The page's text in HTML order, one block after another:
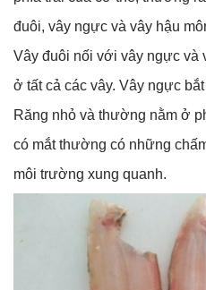
đuôi, vây ngực và vây hậu
Vây đuôi nối với vây ngực và
ở tất cả các vây. Vây ngực
Răng nhỏ và thường nằm ở
có mắt thường có những
môi trường xung quanh.